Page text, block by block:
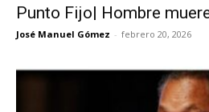
Punto Fijo| Hombre
José Manuel Gómez - febrero 20, 2026